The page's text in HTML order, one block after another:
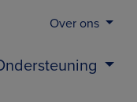
Over ons